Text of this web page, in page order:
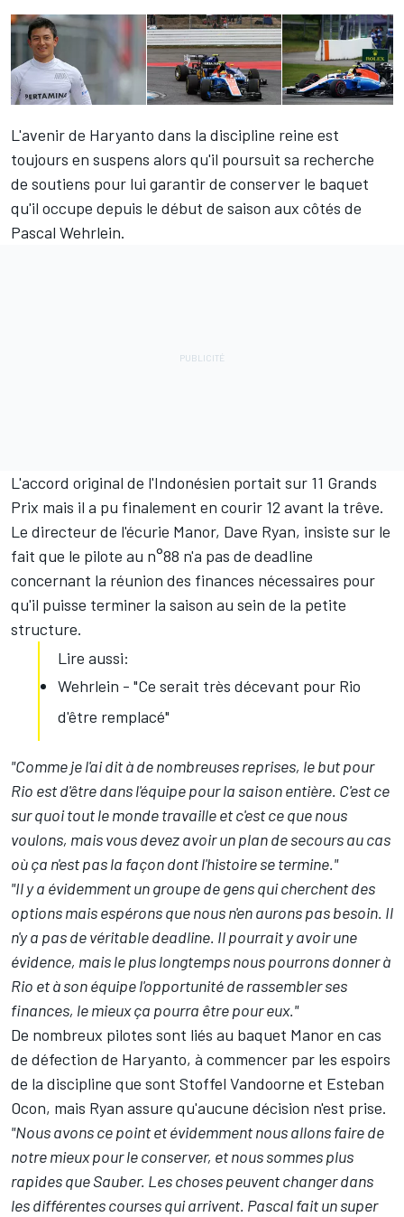
L'avenir de Haryanto dans la discipline reine est
toujours en suspens alors qu'il poursuit sa recherche
de soutiens pour lui garantir de conserver le baquet
qu'il occupe depuis le début de saison aux côtés de
Pascal Wehrlein.
L'accord original de l'Indonésien portait sur 11 Grands
Prix mais il a pu finalement en courir 12 avant la trêve.
Le directeur de l'écurie Manor, Dave Ryan, insiste sur le
fait que le pilote au n°88 n'a pas de deadline
concernant la réunion des finances nécessaires pour
qu'il puisse terminer la saison au sein de la petite
structure.
Lire aussi:
Wehrlein - "Ce serait très décevant pour Rio
d'être remplacé"
"Comme je l'ai dit à de nombreuses reprises, le but pour
Rio est d'être dans l'équipe pour la saison entière. C'est ce
sur quoi tout le monde travaille et c'est ce que nous
voulons, mais vous devez avoir un plan de secours au cas
où ça n'est pas la façon dont l'histoire se termine."
"Il y a évidemment un groupe de gens qui cherchent des
options mais espérons que nous n'en aurons pas besoin. Il
n'y a pas de véritable deadline. Il pourrait y avoir une
évidence, mais le plus longtemps nous pourrons donner à
Rio et à son équipe l'opportunité de rassembler ses
finances, le mieux ça pourra être pour eux."
De nombreux pilotes sont liés au baquet Manor en cas
de défection de Haryanto, à commencer par les espoirs
de la discipline que sont Stoffel Vandoorne et Esteban
Ocon, mais Ryan assure qu'aucune décision n'est prise.
"Nous avons ce point et évidemment nous allons faire de
notre mieux pour le conserver, et nous sommes plus
rapides que Sauber. Les choses peuvent changer dans
les différentes courses qui arrivent. Pascal fait un super